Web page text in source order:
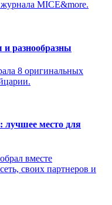
MICE&more.
разнообразны
8 оригинальных
место для
вместе
своих партнеров и